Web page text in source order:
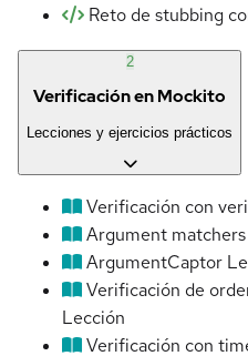
Reto de stubbing
2
Verificación en Mockito
Lecciones y ejercicios prácticos
Verificación con
Argument matchers
ArgumentCaptor
Verificación de
Lección
Verificación con